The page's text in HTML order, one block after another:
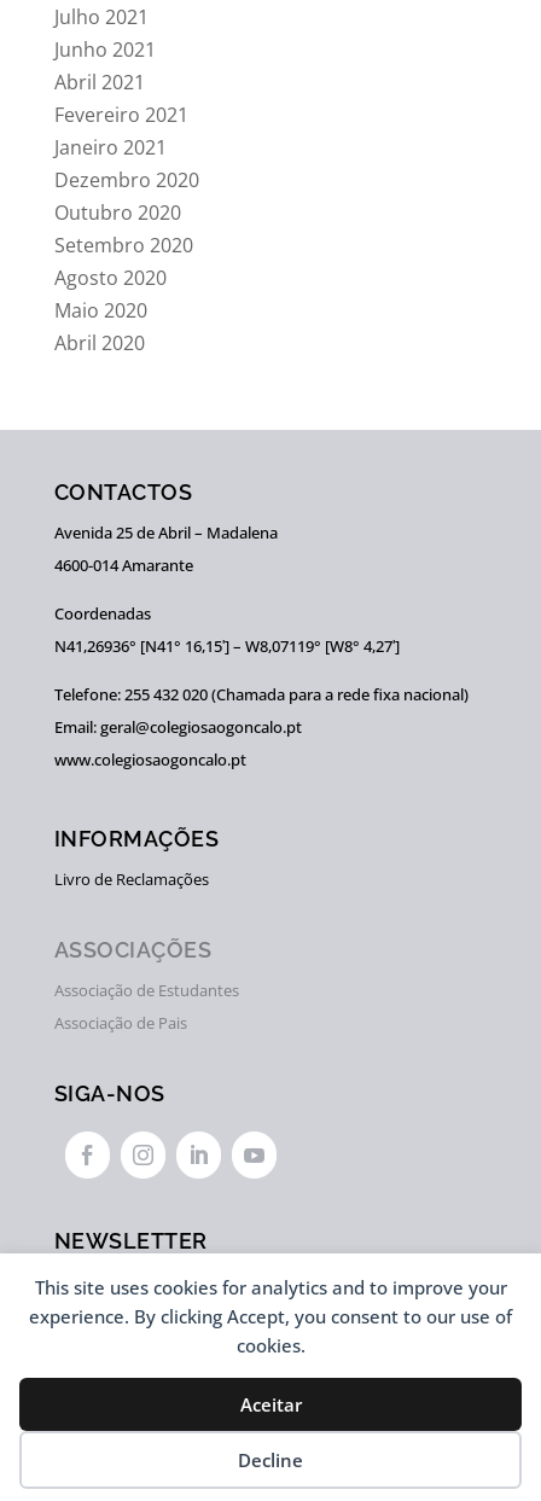
This site uses cookies for analytics and to improve your
experience. By clicking Accept, you consent to our use of
cookies.
Aceitar
Decline
Julho 2021
Junho 2021
Abril 2021
Fevereiro 2021
Janeiro 2021
Dezembro 2020
Outubro 2020
Setembro 2020
Agosto 2020
Maio 2020
Abril 2020
CONTACTOS
Avenida 25 de Abril – Madalena
4600-014 Amarante
Coordenadas
N41,26936° [N41° 16,15ʹ] – W8,07119° [W8° 4,27ʹ]
Telefone: 255 432 020 (Chamada para a rede fixa nacional)
Email: geral@colegiosaogoncalo.pt
www.colegiosaogoncalo.pt
INFORMAÇÕES
Livro de Reclamações
ASSOCIAÇÕES
Associação de Estudantes
Associação de Pais
SIGA-NOS
   
NEWSLETTER
Desenvolvido por